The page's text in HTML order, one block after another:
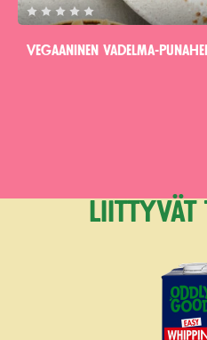
Vegaaninen vadelma-
Liittyvät